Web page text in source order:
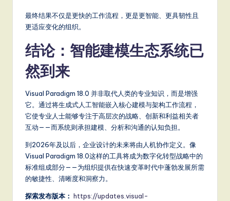
最终结果不仅是更快的工作流程，更是更智能、更具韧性且
更适应变化的组织。
结论：智能建模生态系统已
然到来
Visual Paradigm 18.0 并非取代人类的专业知识，而是增强
它。通过将生成式人工智能嵌入核心建模与架构工作流程，
它使专业人士能够专注于高层次的战略、创新和利益相关者
互动——而系统则承担建模、分析和沟通的认知负担。
到2026年及以后，企业设计的未来将由人机协作定义。像
Visual Paradigm 18.0这样的工具将成为数字化转型战略中的
标准组成部分——为组织提供在快速变革时代中蓬勃发展所需
的敏捷性、清晰度和洞察力。
探索发布版本： https://updates.visual-